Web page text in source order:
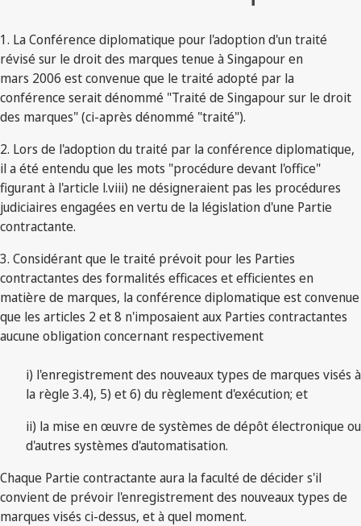
1. La Conférence diplomatique pour l'adoption d'un traité
révisé sur le droit des marques tenue à Singapour en
mars 2006 est convenue que le traité adopté par la
conférence serait dénommé "Traité de Singapour sur le droit
des marques" (ci-après dénommé "traité").
2. Lors de l'adoption du traité par la conférence diplomatique,
il a été entendu que les mots "procédure devant l'office"
figurant à l'article l.viii) ne désigneraient pas les procédures
judiciaires engagées en vertu de la législation d'une Partie
contractante.
3. Considérant que le traité prévoit pour les Parties
contractantes des formalités efficaces et efficientes en
matière de marques, la conférence diplomatique est convenue
que les articles 2 et 8 n'imposaient aux Parties contractantes
aucune obligation concernant respectivement
i) l'enregistrement des nouveaux types de marques visés à
la règle 3.4), 5) et 6) du règlement d'exécution; et
ii) la mise en œuvre de systèmes de dépôt électronique ou
d'autres systèmes d'automatisation.
Chaque Partie contractante aura la faculté de décider s'il
convient de prévoir l'enregistrement des nouveaux types de
marques visés ci-dessus, et à quel moment.